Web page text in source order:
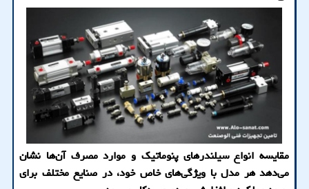
مقایسه انواع سیلندرهای پنوماتیک و موارد مصرف آن‌ها نشان
می‌دهد هر مدل با ویژگی‌های خاص خود، در صنایع مختلف برای